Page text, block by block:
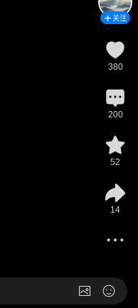
关注
380
200
52
14